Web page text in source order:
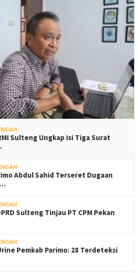
Sulteng Ungkap Isi Tiga Surat
Abdul Sahid Terseret Dugaan
Sulteng Tinjau PT CPM Pekan
Pemkab Parimo: 28 Terdeteksi